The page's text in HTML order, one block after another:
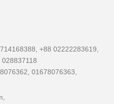
+88 02222283619,
01678076363,